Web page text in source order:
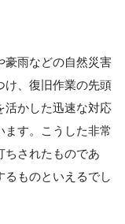
豪雨などの自然災害
け、復旧作業の先頭
活かした迅速な対応
ます。こうした非常
ちされたものであ
るものといえるでし